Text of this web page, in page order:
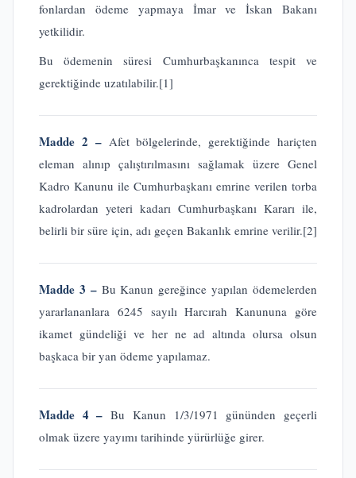
fonlardan ödeme yapmaya İmar ve İskan Bakanı
yetkilidir.
Bu ödemenin süresi Cumhurbaşkanınca tespit ve
gerektiğinde uzatılabilir.[1]
Madde 2 – Afet bölgelerinde, gerektiğinde hariçten
eleman alınıp çalıştırılmasını sağlamak üzere Genel
Kadro Kanunu ile Cumhurbaşkanı emrine verilen torba
kadrolardan yeteri kadarı Cumhurbaşkanı Kararı ile,
belirli bir süre için, adı geçen Bakanlık emrine verilir.[2]
Madde 3 – Bu Kanun gereğince yapılan ödemelerden
yararlananlara 6245 sayılı Harcırah Kanununa göre
ikamet gündeliği ve her ne ad altında olursa olsun
başkaca bir yan ödeme yapılamaz.
Madde 4 –Bu Kanun 1/3/1971 gününden geçerli
olmak üzere yayımı tarihinde yürürlüğe girer.